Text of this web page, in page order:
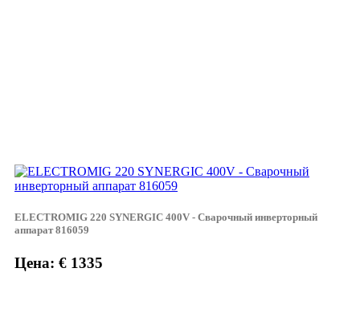
ELECTROMIG 220 SYNERGIC 400V - Сварочный инверторный
аппарат 816059
Цена: € 1335